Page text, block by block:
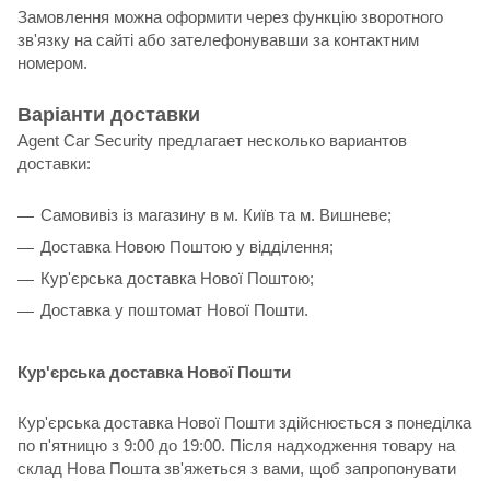
Замовлення можна оформити через функцію зворотного
зв'язку на сайті або зателефонувавши за контактним
номером.
Варіанти доставки
Agent Car Security предлагает несколько вариантов
доставки:
Самовивіз із магазину в м. Київ та м. Вишневе;
Доставка Новою Поштою у відділення;
Кур'єрська доставка Нової Поштою;
Доставка у поштомат Нової Пошти.
Кур'єрська доставка Нової Пошти
Кур'єрська доставка Нової Пошти здійснюється з понеділка
по п'ятницю з 9:00 до 19:00. Після надходження товару на
склад Нова Пошта зв'яжеться з вами, щоб запропонувати